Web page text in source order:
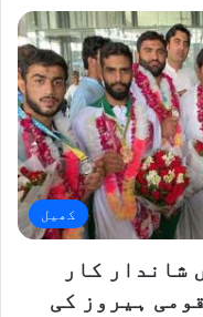
کھیل
شاندار کار
ہیروز کی